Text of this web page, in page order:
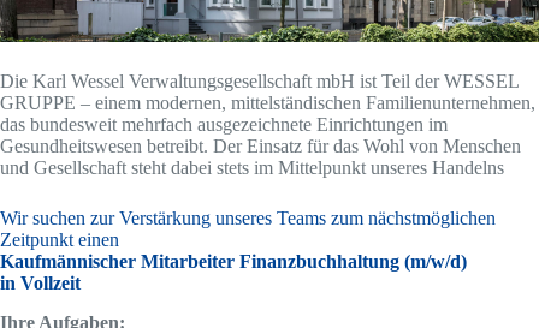
Die Karl Wessel Verwaltungsgesellschaft mbH ist Teil der WESSEL
GRUPPE – einem modernen, mittelständischen Familienunternehmen,
das bundesweit mehrfach ausgezeichnete Einrichtungen im
Gesundheitswesen betreibt. Der Einsatz für das Wohl von Menschen
und Gesellschaft steht dabei stets im Mittelpunkt unseres Handelns
Wir suchen zur Verstärkung unseres Teams zum nächstmöglichen
Zeitpunkt einen
Kaufmännischer Mitarbeiter Finanzbuchhaltung (m/w/d)
in Vollzeit
Ihre Aufgaben: